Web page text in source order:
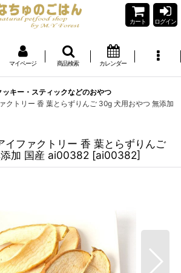
カート ログイン
マイページ 商品検索 カレンダー
ッキー・スティックなどのおやつ
クトリー 香 葉とらずりんご 30g 犬用おやつ 無添加
イファクトリー 香 葉とらずりんご
加 国産 ai00382 [ai00382]